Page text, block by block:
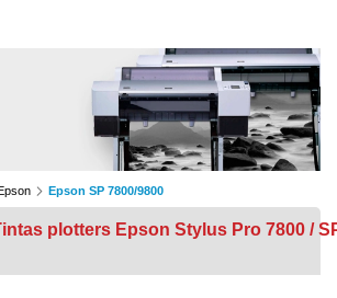
Epson SP 7800/9800
plotters Epson Stylus Pro 7800 /